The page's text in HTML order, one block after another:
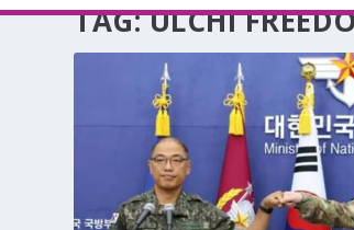
TAG:ULCHI